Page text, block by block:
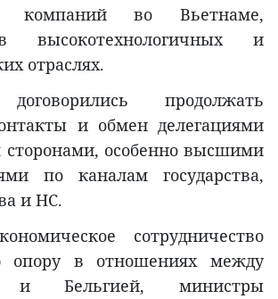
компаний во Вьетнаме,
высокотехнологичных и
отраслях.
продолжать
и обмен делегациями
особенно высшими
по каналам государства,
и НС.
сотрудничество
опору в отношениях между
и Бельгией, министры